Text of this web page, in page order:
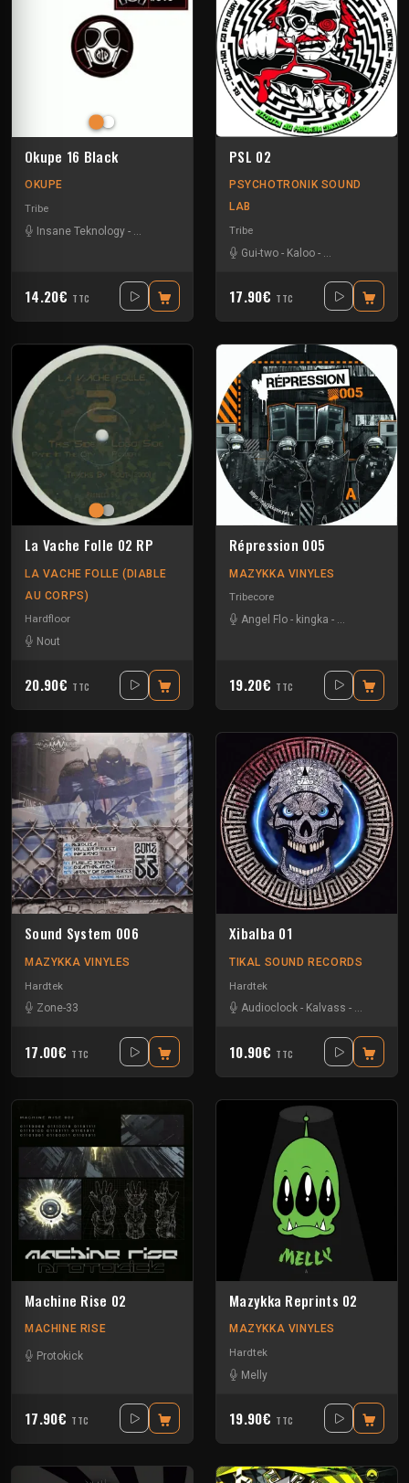
Okupe 16 Black
OKUPE
Tribe
Insane Teknology -
14.20€ TTC
PSL 02
PSYCHOTRONIK SOUND
LAB
Tribe
Gui-two - Kaloo -
17.90€ TTC
La Vache Folle 02 RP
LA VACHE FOLLE (DIABLE
AU CORPS)
Hardfloor
Nout
20.90€ TTC
Répression 005
MAZYKKA VINYLES
Tribecore
Angel Flo - kingka - Middle M
19.20€ TTC
Sound System 006
MAZYKKA VINYLES
Hardtek
Zone-33
17.00€ TTC
Xibalba 01
TIKAL SOUND RECORDS
Hardtek
Audioclock - Kalvass - Kesh
10.90€ TTC
Machine Rise 02
MACHINE RISE
Protokick
17.90€ TTC
Mazykka Reprints 02
MAZYKKA VINYLES
Hardtek
Melly
19.90€ TTC